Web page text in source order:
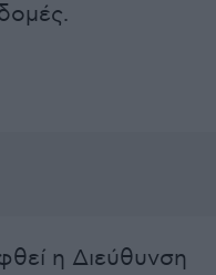
η Διεύθυνση